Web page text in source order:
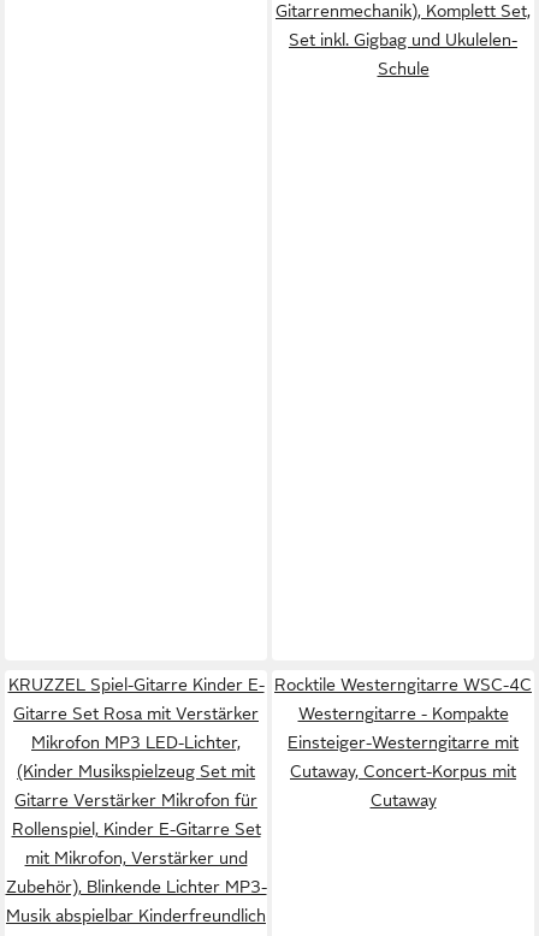
Gitarrenmechanik), Komplett Set,
Set inkl. Gigbag und Ukulelen-
Schule
KRUZZEL Spiel-Gitarre Kinder E-
Gitarre Set Rosa mit Verstärker
Mikrofon MP3 LED-Lichter,
(Kinder Musikspielzeug Set mit
Gitarre Verstärker Mikrofon für
Rollenspiel, Kinder E-Gitarre Set
mit Mikrofon, Verstärker und
Zubehör), Blinkende Lichter MP3-
Musik abspielbar Kinderfreundlich
Rocktile Westerngitarre WSC-4C
Westerngitarre - Kompakte
Einsteiger-Westerngitarre mit
Cutaway, Concert-Korpus mit
Cutaway